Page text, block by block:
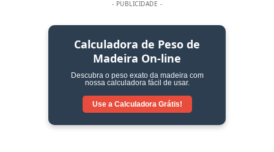
- PUBLICIDADE -
Calculadora de Peso de
Madeira On-line
Descubra o peso exato da madeira com
nossa calculadora fácil de usar.
Use a Calculadora Grátis!